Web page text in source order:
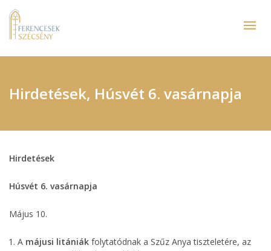
Hirdetések, Húsvét 6. vasárnapja
Hirdetések
Húsvét 6. vasárnapja
Május 10.
A májusi litániák folytatódnak a Szűz Anya tiszteletére, az